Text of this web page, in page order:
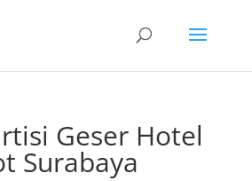
Geser Hotel
Surabaya